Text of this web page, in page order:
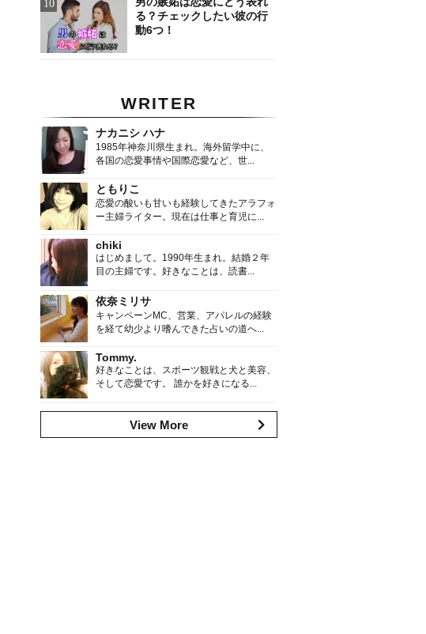
る？チェックしたい彼の行
動6つ！
WRITER
ナカニシ ハナ
1985年神奈川県生まれ。海外留学中に、
各国の恋愛事情や国際恋愛など、世...
ともりこ
恋愛の酸いも甘いも経験してきたアラフォ
ー主婦ライター。現在は仕事と育児に...
chiki
はじめまして。1990年生まれ。結婚２年
目の主婦です。好きなことは、読書...
依奈ミリサ
キャンペーンMC、営業、アパレルの経験
を経て幼少より嗜んできた占いの道へ...
Tommy.
好きなことは、スポーツ観戦と犬と美容、
そして恋愛です。 誰かを好きになる...
View More